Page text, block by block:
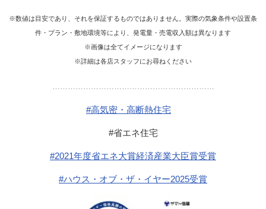
※数値は目安であり、それを保証するものではありません。実際の気象条件や設置条
件・プラン・敷地環境等により、発電量・売電収入額は異なります
※画像は全てイメージになります
※詳細は各店スタッフにお尋ねください
………………………………………………………
#高気密・高断熱住宅
#省エネ住宅
#2021年度省エネ大賞経済産業大臣賞受賞
#ハウス・オブ・ザ・イヤー2025受賞